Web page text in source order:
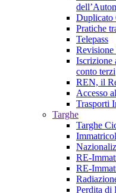
Duplicato
Pratiche
Telepass
Revisione
Iscrizione
conto terzi
REN, il
Accesso
Trasporti
Targhe
Targhe
RE-
RE-
Perdita di